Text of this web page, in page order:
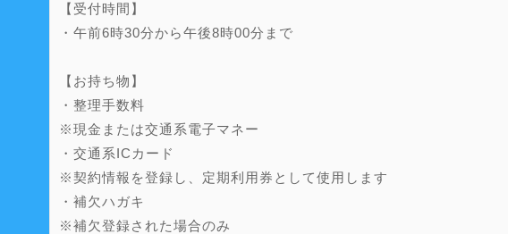
【受付時間】
・午前6時30分から午後8時00分まで
【お持ち物】
・整理手数料
※現金または交通系電子マネー
・交通系ICカード
※契約情報を登録し、定期利用券として使用します
・補欠ハガキ
※補欠登録された場合のみ